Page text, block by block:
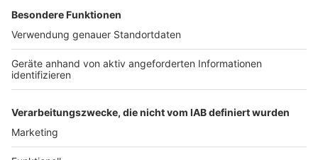
Archiv
ANTENNE BAYERN GROUP
Stiftung ANTENNE BAYERN
hilft
Teilnahmebedingungen
Grounding Page ANTENNE